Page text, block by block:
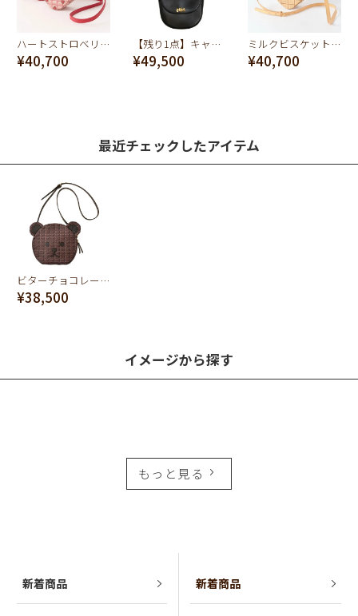
ハートストロベリーチョコレート ハートクロスボディーバッグ
¥40,700
【残り1点】キャンディー スモール ショルダーバッグ(ブラック)
¥49,500
ミルクビスケット ハートクロスボディーバッグ
¥40,700
最近チェックしたアイテム
ビターチョコレート・ベアー クロスボディーバッグ
¥38,500
イメージから探す
もっと見る
新着商品 新着商品